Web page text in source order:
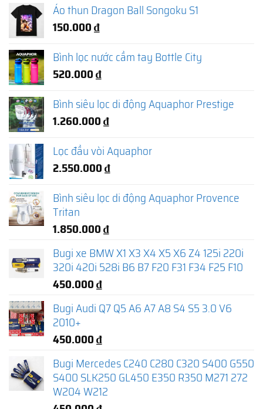
Áo thun Dragon Ball Songoku S1
150.000₫
Bình lọc nước cầm tay Bottle City
520.000₫
Bình siêu lọc di động Aquaphor Prestige
1.260.000₫
Lọc đầu vòi Aquaphor
2.550.000₫
Bình siêu lọc di động Aquaphor Provence
Tritan
1.850.000₫
Bugi xe BMW X1 X3 X4 X5 X6 Z4 125i 220i
320i 420i 528i B6 B7 F20 F31 F34 F25 F10
450.000₫
Bugi Audi Q7 Q5 A6 A7 A8 S4 S5 3.0 V6
2010+
450.000₫
Bugi Mercedes C240 C280 C320 S400 G550
S400 SLK250 GL450 E350 R350 M271 272
W204 W212